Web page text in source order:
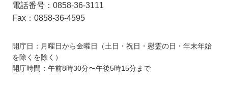
電話番号：0858-36-3111
Fax：0858-36-4595
開庁日：月曜日から金曜日（土日・祝日・慰霊の日・年末年始
を除くを除く）
開庁時間：午前8時30分〜午後5時15分まで